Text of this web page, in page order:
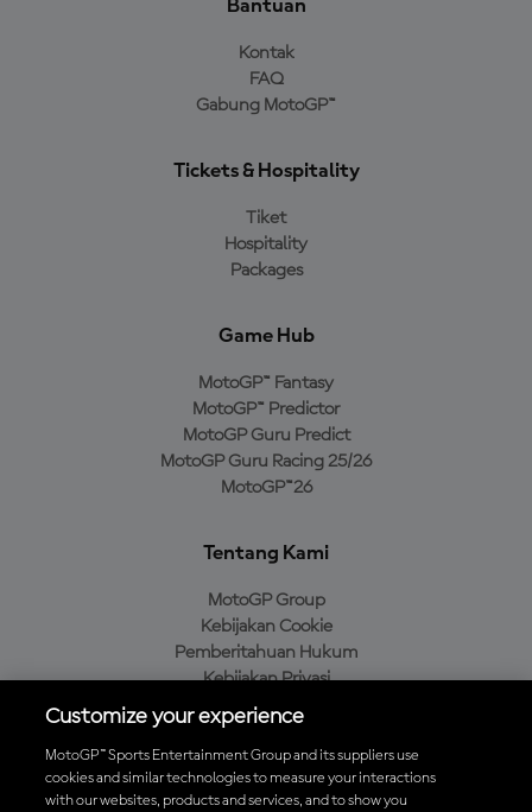
Bantuan
Kontak
FAQ
Gabung MotoGP™
Tickets & Hospitality
Tiket
Hospitality
Packages
Game Hub
MotoGP™ Fantasy
MotoGP™ Predictor
MotoGP Guru Predict
MotoGP Guru Racing 25/26
MotoGP™26
Tentang Kami
MotoGP Group
Kebijakan Cookie
Pemberitahuan Hukum
Kebijakan Privasi
Kebijakan Pembelian
Unduh Aplikasi Resmi MotoGP™
Customize your experience
MotoGP™ Sports Entertainment Group and its suppliers use
cookies and similar technologies to measure your interactions
with our websites, products and services, and to show you